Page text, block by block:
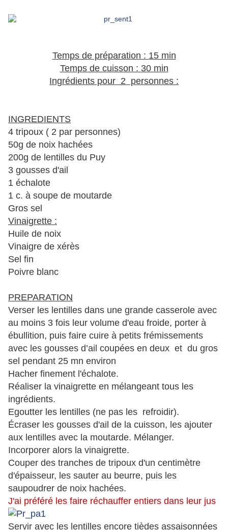
Temps de préparation : 15 min
Temps de cuisson : 30 min
Ingrédients pour 2 personnes :
INGREDIENTS
4 tripoux ( 2 par personnes)
50g de noix hachées
200g de lentilles du Puy
3 gousses d'ail
1 échalote
1 c. à soupe de moutarde
Gros sel
Vinaigrette :
Huile de noix
Vinaigre de xérès
Sel fin
Poivre blanc
PREPARATION
Verser les lentilles dans une grande casserole avec
au moins 3 fois leur volume d'eau froide, porter à
ébullition, puis faire cuire à petits frémissements
avec les gousses d’ail coupées en deux et du gros
sel pendant 25 mn environ
Hacher finement l'échalote.
Réaliser la vinaigrette en mélangeant tous les
ingrédients.
Egoutter les lentilles (ne pas les refroidir).
Écraser les gousses d'ail de la cuisson, les ajouter
aux lentilles avec la moutarde. Mélanger.
Incorporer alors la vinaigrette.
Couper des tranches de tripoux d'un centimètre
d'épaisseur, les sauter au beurre, puis les
saupoudrer de noix hachées.
J'ai préféré les faire réchauffer entiers dans leur jus
Servir avec les lentilles encore tièdes assaisonnées